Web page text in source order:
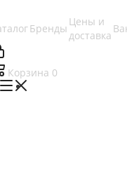
Бренды
Цены и
доставка
Корзина 0